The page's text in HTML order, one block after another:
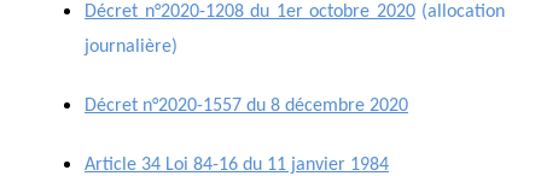
Décret n°2020-1208 du 1er octobre 2020(allocation
journalière)
Décret n°2020-1557 du 8 décembre 2020
Article 34 Loi 84-16 du 11 janvier 1984